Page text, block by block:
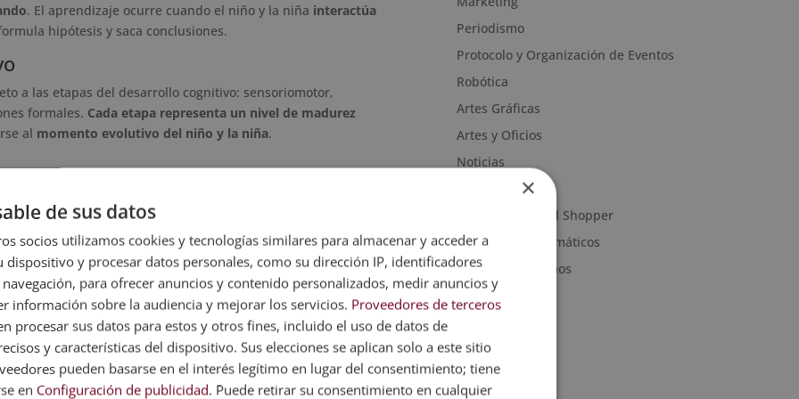
. El aprendizaje ocurre cuando el niño y la niña interactúa
hipótesis y saca conclusiones.
a las etapas del desarrollo cognitivo: sensoriomotor,
formales. Cada etapa representa un nivel de madurez
al momento evolutivo del niño y la niña.
al alumno o a la alumna a
profundo y significativo.
tradicionales
que suelen centrarse en la memorización y la repetición, la
el centro del proceso de aprendizaje. Aquí, el rol del docente es
y adaptar, no estandarizar.
Periodismo
Protocolo y Organización de Eventos
Robótica
Artes Gráficas
Artes y Oficios
Noticias
Moda & Personal Shopper
Programas informáticos
Recursos Humanos
×
de sus datos
socios utilizamos cookies y tecnologías similares para almacenar y acceder a
dispositivo y procesar datos personales, como su dirección IP, identificadores
para ofrecer anuncios y contenido personalizados, medir anuncios y
información sobre la audiencia y mejorar los servicios. Proveedores de terceros
procesar sus datos para estos y otros fines, incluido el uso de datos de
y características del dispositivo. Sus elecciones se aplican solo a este sitio
pueden basarse en el interés legítimo en lugar del consentimiento; tiene
en Configuración de publicidad. Puede retirar su consentimiento en cualquier